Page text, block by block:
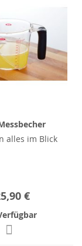
alles im Blick
€